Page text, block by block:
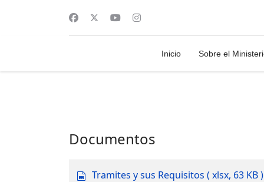
Inicio Sobre el
Documentos
sTramites y sus Requisitos ( xlsx, 63 KB )